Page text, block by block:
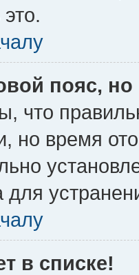
пояс,
что
но время
для
в списке!